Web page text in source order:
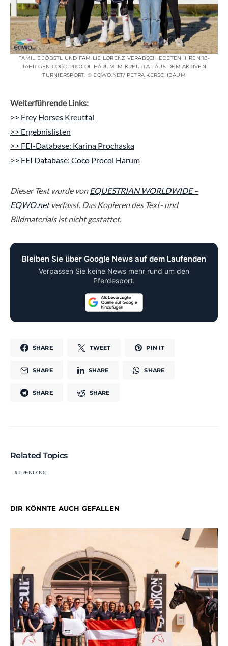
FAMILIE JÖBSTL UND FAMILIE LORENZ VERABSCHIEDETEN IHREN 18-
JÄHRIGEN COCO PROCOL HARUM IM KREUTTAL AUS DEM AKTIVEN
TURNIERSPORT. © EQWO.NET/ PETRA KERSCHBAUM
Weiterführende Links:
>> Frey Horses Kreuttal
>> Ergebnislisten
>> FEI-Database: Karina Prochaska
>> FEI Database: Coco Procol Harum
Dieser Text wurde vonEQUESTRIAN WORLDWIDE –
EQWO.netverfasst. Das Kopieren des Text- und
Bildmaterials ist nicht gestattet.
Bleiben Sie über Google News auf dem Laufenden
Verpassen Sie keine News mehr rund um den
Pferdesport.
SHARE TWEET PIN IT
SHARE SHARE SHARE
SHARE SHARE
Related Topics
TRENDING
DIR KÖNNTE AUCH GEFALLEN